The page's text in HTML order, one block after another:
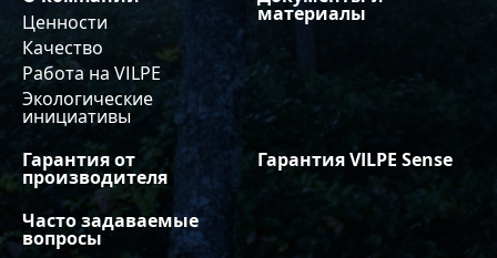
Ценности
Качество
Работа на VILPE
Экологические
инициативы
материалы
Гарантия от
производителя
Гарантия VILPE Sense
Часто задаваемые
вопросы